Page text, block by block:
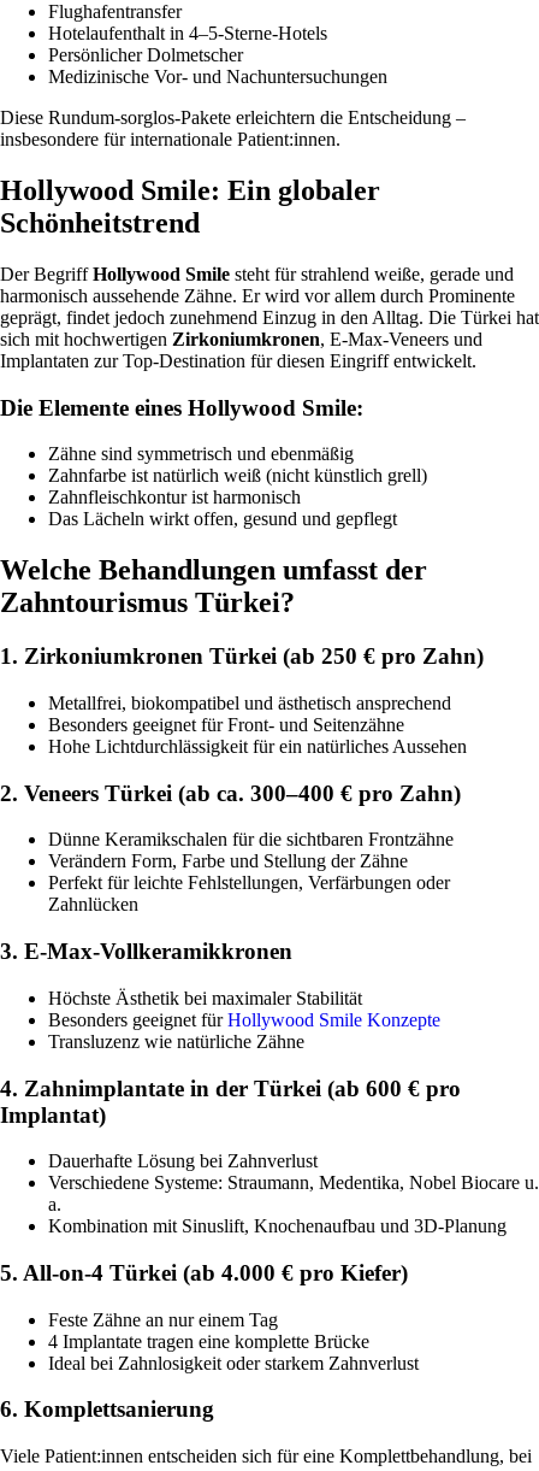
Flughafentransfer
Hotelaufenthalt in 4–5-Sterne-Hotels
Persönlicher Dolmetscher
Medizinische Vor- und Nachuntersuchungen
Diese Rundum-sorglos-Pakete erleichtern die Entscheidung –
insbesondere für internationale Patient:innen.
Hollywood Smile: Ein globaler
Schönheitstrend
Der BegriffHollywood Smile steht für strahlend weiße, gerade und
harmonisch aussehende Zähne. Er wird vor allem durch Prominente
geprägt, findet jedoch zunehmend Einzug in den Alltag. Die Türkei hat
sich mit hochwertigen Zirkoniumkronen, E-Max-Veneers und
Implantaten zur Top-Destination für diesen Eingriff entwickelt.
Die Elemente eines Hollywood Smile:
Zähne sind symmetrisch und ebenmäßig
Zahnfarbe ist natürlich weiß (nicht künstlich grell)
Zahnfleischkontur ist harmonisch
Das Lächeln wirkt offen, gesund und gepflegt
Welche Behandlungen umfasst der
Zahntourismus Türkei?
1. Zirkoniumkronen Türkei (ab 250 € pro Zahn)
Metallfrei, biokompatibel und ästhetisch ansprechend
Besonders geeignet für Front- und Seitenzähne
Hohe Lichtdurchlässigkeit für ein natürliches Aussehen
2. Veneers Türkei (ab ca. 300–400 € pro Zahn)
Dünne Keramikschalen für die sichtbaren Frontzähne
Verändern Form, Farbe und Stellung der Zähne
Perfekt für leichte Fehlstellungen, Verfärbungen oder
Zahnlücken
3. E-Max-Vollkeramikkronen
Höchste Ästhetik bei maximaler Stabilität
Besonders geeignet fürHollywood Smile Konzepte
Transluzenz wie natürliche Zähne
4. Zahnimplantate in der Türkei (ab 600 € pro
Implantat)
Dauerhafte Lösung bei Zahnverlust
Verschiedene Systeme: Straumann, Medentika, Nobel Biocare u.
a.
Kombination mit Sinuslift, Knochenaufbau und 3D-Planung
5. All-on-4 Türkei (ab 4.000 € pro Kiefer)
Feste Zähne an nur einem Tag
4 Implantate tragen eine komplette Brücke
Ideal bei Zahnlosigkeit oder starkem Zahnverlust
6. Komplettsanierung
Viele Patient:innen entscheiden sich für eine Komplettbehandlung, bei